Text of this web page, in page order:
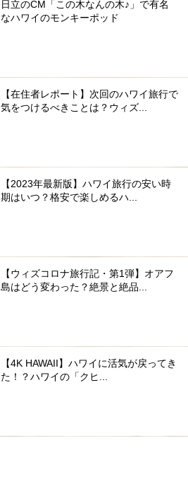
日立のCM「この木なんの木♪」で有名
なハワイのモンキーポッド
【在住者レポート】次回のハワイ旅行で
気をつけるべきことは？ウィズ...
【2023年最新版】ハワイ旅行の安い時
期はいつ？格安で楽しめるハ...
【ウィズコロナ旅行記・第1弾】オアフ
島はどう変わった？絶景と絶品...
【4K HAWAII】ハワイに活気が戻ってき
た！？ハワイの「クヒ...